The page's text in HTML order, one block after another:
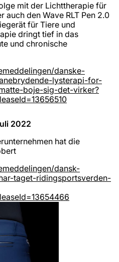
mit der Lichttherapie für
auch den Wave RLT Pen 2.0
für Tiere und
dringt tief in das
und chronische
danske-
lysterapi-for-
boje-sig-det-virker?
2022
hat die
dansk-
taget-ridingsportsverden-